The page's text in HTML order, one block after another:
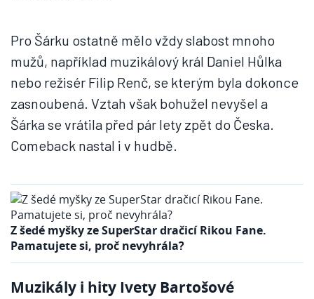
Pro Šárku ostatně mělo vždy slabost mnoho
mužů, například muzikálový král Daniel Hůlka
nebo režisér Filip Renč, se kterým byla dokonce
zasnoubená. Vztah však bohužel nevyšel a
Šárka se vrátila před pár lety zpět do Česka.
Comeback nastal i v hudbě.
Z šedé myšky ze SuperStar dračicí Rikou Fane.
Pamatujete si, proč nevyhrála?
Muzikály i hity Ivety Bartošové